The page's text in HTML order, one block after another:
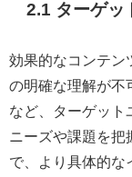
2.1 ターゲッ
効果的なコンテン
の明確な理解が不
など、ターゲット
ニーズや課題を把
で、より具体的な